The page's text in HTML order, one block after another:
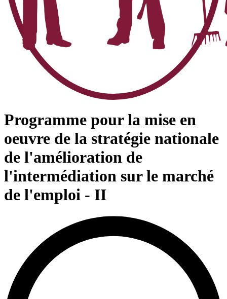
Programme pour la mise en
oeuvre de la stratégie nationale
de l'amélioration de
l'intermédiation sur le marché
de l'emploi - II